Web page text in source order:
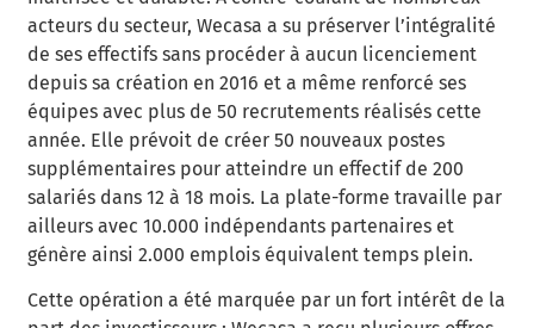
acteurs du secteur, Wecasa a su préserver l’intégralité
de ses effectifs sans procéder à aucun licenciement
depuis sa création en 2016 et a même renforcé ses
équipes avec plus de 50 recrutements réalisés cette
année. Elle prévoit de créer 50 nouveaux postes
supplémentaires pour atteindre un effectif de 200
salariés dans 12 à 18 mois. La plate-forme travaille par
ailleurs avec 10.000 indépendants partenaires et
génère ainsi 2.000 emplois équivalent temps plein.
Cette opération a été marquée par un fort intérêt de la